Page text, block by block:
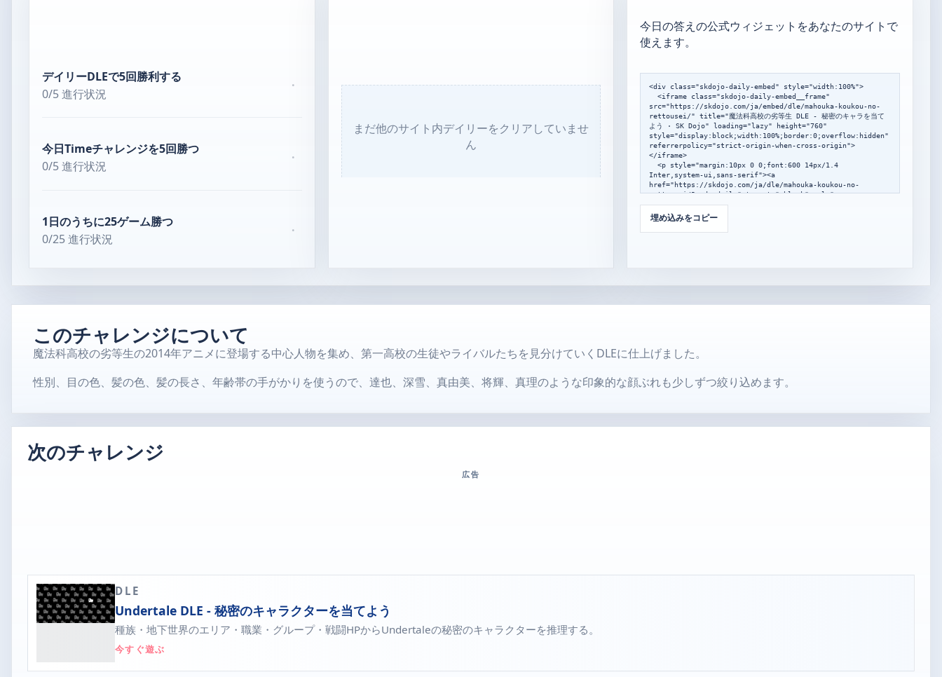
デイリーDLEで5回勝利する
0/5 進行状況
·
今日Timeチャレンジを5回勝つ
0/5 進行状況
·
1日のうちに25ゲーム勝つ
0/25 進行状況
·
まだ他のサイト内デイリーをクリアしていませ
ん
今日の答えの公式ウィジェットをあなたのサイトで
使えます。
<div class="skdojo-daily-embed" style="width:100%">
  <iframe class="skdojo-daily-embed__frame"
src="https://skdojo.com/ja/embed/dle/mahouka-koukou-no-
rettousei/" title="魔法科高校の劣等生 DLE - 秘密のキャラを当て
よう · SK Dojo" loading="lazy" height="760"
style="display:block;width:100%;border:0;overflow:hidden"
referrerpolicy="strict-origin-when-cross-origin">
</iframe>
  <p style="margin:10px 0 0;font:600 14px/1.4
Inter,system-ui,sans-serif"><a
href="https://skdojo.com/ja/dle/mahouka-koukou-no-
rettousei/?mode=daily" target="_blank" rel="noopener
noreferrer">SK Dojo のほかのゲームモードを見る</a></p>
</div>
<script>
window.addEventListener("message",function(event){
  });
});
埋め込みをコピー
このチャレンジについて
魔法科高校の劣等生の2014年アニメに登場する中心人物を集め、第一高校の生徒やライバルたちを見分けていくDLEに仕上げました。
性別、目の色、髪の色、髪の長さ、年齢帯の手がかりを使うので、達也、深雪、真由美、将輝、真理のような印象的な顔ぶれも少しずつ絞り込めます。
次のチャレンジ
広告
DLE
Undertale DLE - 秘密のキャラクターを当てよう
種族・地下世界のエリア・職業・グループ・戦闘HPからUndertaleの秘密のキャラクターを推理する。
今すぐ遊ぶ